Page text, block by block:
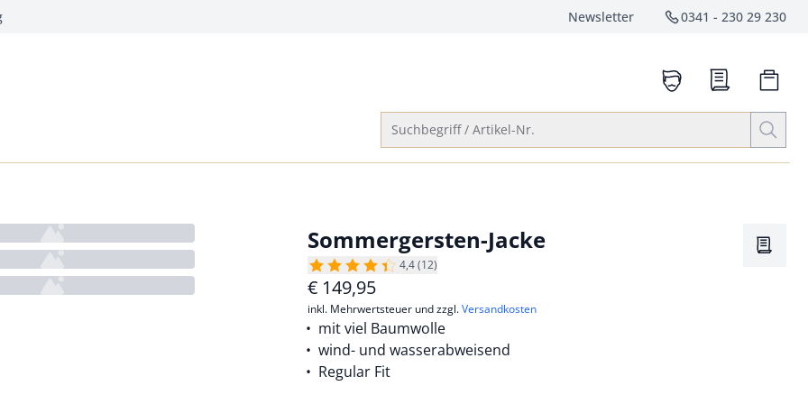
Newsletter Service-
0341 - 230 29 230
anrufen
Suchbegriff / Artikel-Nr.
Sommergersten-Jacke
4,4 (12)
€ 149,95
inkl. Mehrwertsteuer und zzgl.Versandkosten
mit viel Baumwolle
wind- und wasserabweisend
Regular Fit